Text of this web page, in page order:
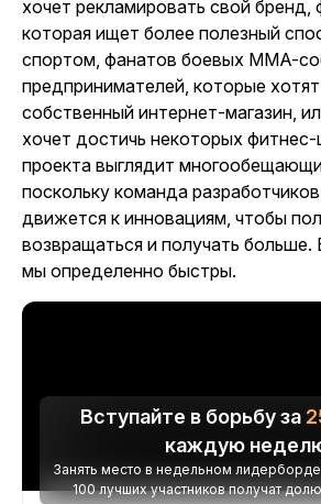
хочет рекламировать свой бренд,
которая ищет более полезный
спортом, фанатов боевых MMA-
предпринимателей, которые
собственный интернет-магазин,
хочет достичь некоторых
проекта выглядит
поскольку команда
движется к инновациям, чтобы
возвращаться и получать больше.
мы определенно быстры.
Вступайте в борьбу за
каждую
Занять место в недельном
100 лучших участников получат